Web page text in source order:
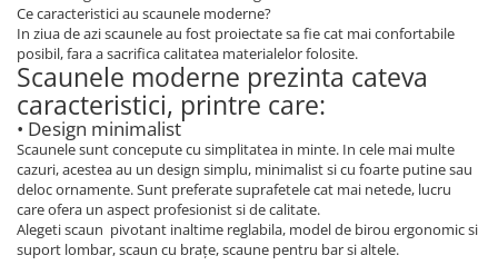
Ce caracteristici au scaunele moderne?
In ziua de azi scaunele au fost proiectate sa fie cat mai confortabile
posibil, fara a sacrifica calitatea materialelor folosite.
Scaunele moderne prezinta cateva
caracteristici, printre care:
• Design minimalist
Scaunele sunt concepute cu simplitatea in minte. In cele mai multe
cazuri, acestea au un design simplu, minimalist si cu foarte putine sau
deloc ornamente. Sunt preferate suprafetele cat mai netede, lucru
care ofera un aspect profesionist si de calitate.
Alegeti scaun pivotant inaltime reglabila, model de birou ergonomic si
suport lombar, scaun cu brațe, scaune pentru bar si altele.